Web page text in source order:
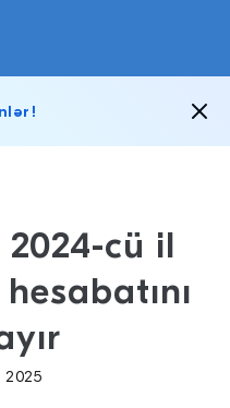
2024-cü il
2025